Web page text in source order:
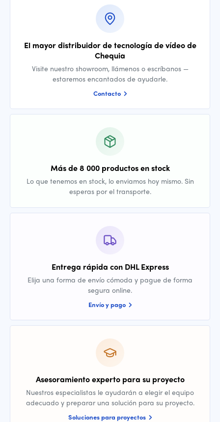
El mayor distribuidor de tecnología de vídeo de
Chequia
Visite nuestro showroom, llámenos o escríbanos —
estaremos encantados de ayudarle.
Contacto
Más de 8 000 productos en stock
Lo que tenemos en stock, lo enviamos hoy mismo. Sin
esperas por el transporte.
Entrega rápida con DHL Express
Elija una forma de envío cómoda y pague de forma
segura online.
Envío y pago
Asesoramiento experto para su proyecto
Nuestros especialistas le ayudarán a elegir el equipo
adecuado y preparar una solución para su proyecto.
Soluciones para proyectos